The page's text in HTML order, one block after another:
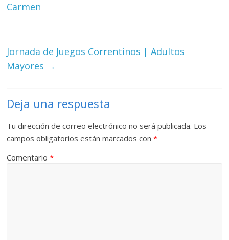
Carmen
Jornada de Juegos Correntinos | Adultos
Mayores →
Deja una respuesta
Tu dirección de correo electrónico no será publicada. Los
campos obligatorios están marcados con*
Comentario*